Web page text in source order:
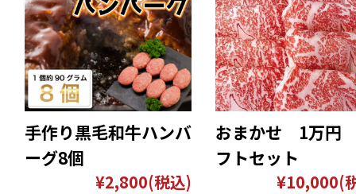
手作り黒毛和牛ハンバ
ーグ8個
¥2,800(税込)
おまかせ 1万円
フトセット
¥10,000(